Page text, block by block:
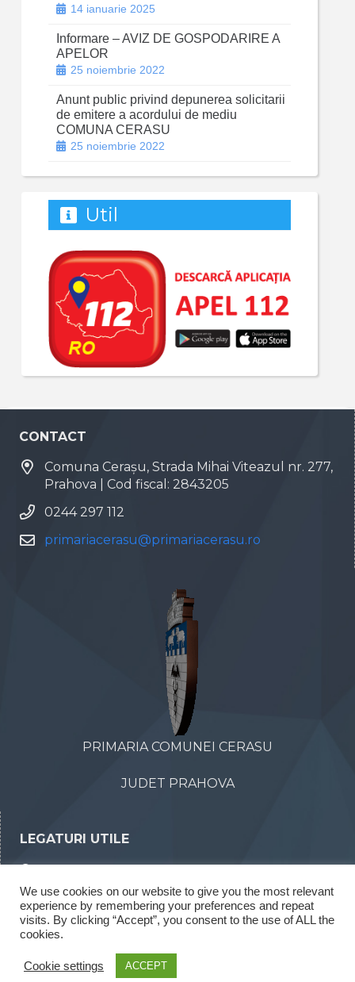
14 ianuarie 2025
Informare – AVIZ DE GOSPODARIRE A
APELOR
25 noiembrie 2022
Anunt public privind depunerea solicitarii
de emitere a acordului de mediu
COMUNA CERASU
25 noiembrie 2022
Util
CONTACT
Comuna Cerașu, Strada Mihai Viteazul nr. 277,
Prahova | Cod fiscal: 2843205
0244 297 112
primariacerasu@primariacerasu.ro
PRIMARIA COMUNEI CERASU
JUDET PRAHOVA
LEGATURI UTILE
Declaratii de interese
Rapoarte legea 52/2003
We use cookies on our website to give you the most relevant
experience by remembering your preferences and repeat
visits. By clicking “Accept”, you consent to the use of ALL the
cookies.
Cookie settings ACCEPT